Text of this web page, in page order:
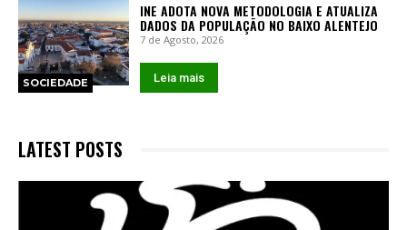
SOCIEDADE
INE ADOTA NOVA METODOLOGIA E ATUALIZA
DADOS DA POPULAÇÃO NO BAIXO ALENTEJO
7 de Agosto, 2026
Leia mais
LATEST POSTS